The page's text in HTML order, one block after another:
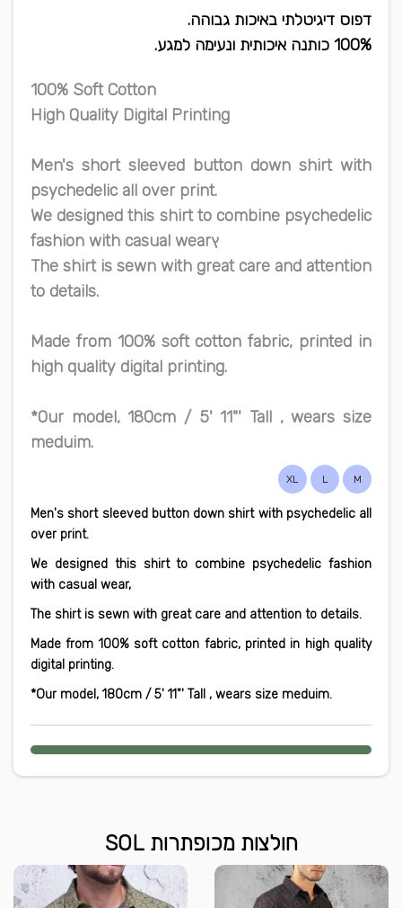
דפוס דיגיטלתי באיכות גבוהה.
100% כותנה איכותית ונעימה למגע.
100% Soft Cotton
High Quality Digital Printing
Men's short sleeved button down shirt with
psychedelic all over print.
We designed this shirt to combine psychedelic
fashion with casual wearץ
The shirt is sewn with great care and attention
to details.
Made from 100% soft cotton fabric, printed in
high quality digital printing.
*Our model, 180cm / 5' 11"' Tall , wears size
meduim.
M
L
XL
Men's short sleeved button down shirt with psychedelic all
over print.
We designed this shirt to combine psychedelic fashion
with casual wear,
The shirt is sewn with great care and attention to details.
Made from 100% soft cotton fabric, printed in high quality
digital printing.
*Our model, 180cm / 5' 11"' Tall , wears size meduim.
חולצות מכופתרות SOL